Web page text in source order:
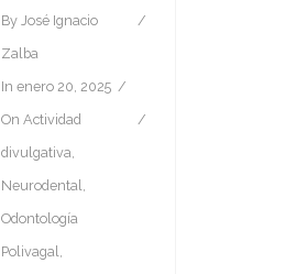
By José Ignacio
Zalba
In enero 20, 2025
On Actividad
divulgativa
Neurodental
Odontología
Polivagal